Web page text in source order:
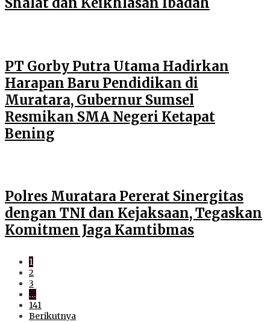
PT Gorby Putra Utama Hadirkan
Harapan Baru Pendidikan di
Muratara, Gubernur Sumsel
Resmikan SMA Negeri Ketapat
Bening
Polres Muratara Pererat Sinergitas
dengan TNI dan Kejaksaan, Tegaskan
Komitmen Jaga Kamtibmas
1
2
3
…
141
Berikutnya